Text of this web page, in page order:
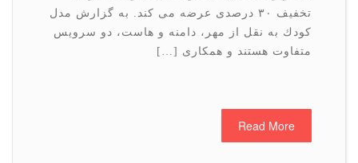
تخفیف ۳۰ درصدی عرضه می كند. به گزارش مدل
كودك به نقل از مهر، دامنه و هاست، دو سرویس
متفاوت هستند و همكاری […]
Read More